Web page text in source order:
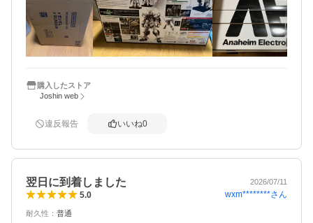
購入したストア
Joshin web
違反報告 いいね0
翌日に到着しました 2026/07/11
5.0 wxm********さん
耐久性 ： 普通